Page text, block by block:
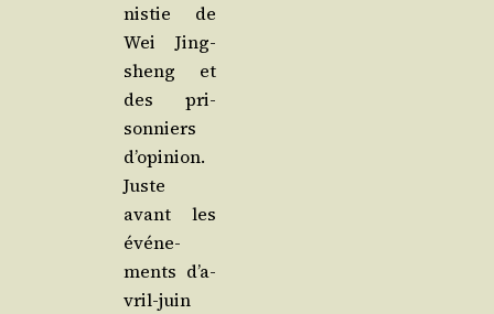
nis­tie de
Wei Jing­
sheng et
des pri­
son­niers
d’o­pi­nion.
Juste
avant les
évé­ne­
ments d’a­
vril-juin